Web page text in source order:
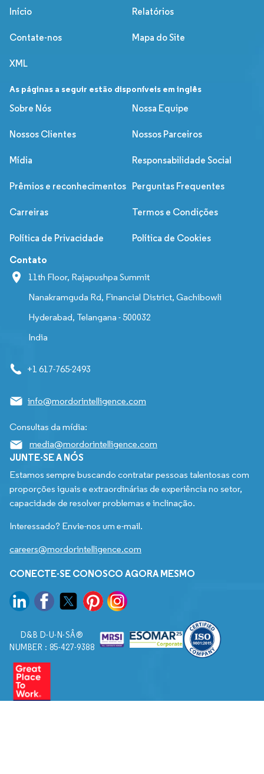
Início Relatórios
Contate-nos Mapa do Site
XML
As páginas a seguir estão disponíveis em inglês
Sobre Nós
Nossa Equipe
Nossos Clientes Nossos Parceiros
Mídia Responsabilidade Social
Prêmios e reconhecimentos Perguntas Frequentes
Carreiras Termos e Condições
Política de Privacidade Política de Cookies
Contato
11th Floor, Rajapushpa Summit
Nanakramguda Rd, Financial District, Gachibowli
Hyderabad, Telangana - 500032
India
+1 617-765-2493
info@mordorintelligence.com
Consultas da mídia:
media@mordorintelligence.com
JUNTE-SE A NÓS
Estamos sempre buscando contratar pessoas talentosas com
proporções iguais e extraordinárias de experiência no setor,
capacidade de resolver problemas e inclinação.
Interessado? Envie-nos um e-mail.
careers@mordorintelligence.com
CONECTE-SE CONOSCO AGORA MESMO
D&B D-U-N-SÂ®
NUMBER : 85-427-9388